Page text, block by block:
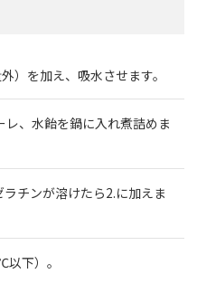
）を加え、吸水させます。
、水飴を鍋に入れ煮詰めま
チンが溶けたら2.に加えま
下）。